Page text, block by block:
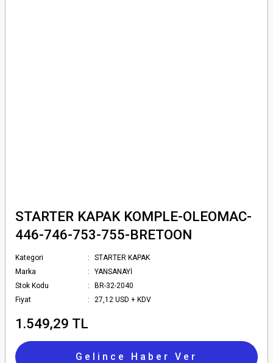
STARTER KAPAK KOMPLE-OLEOMAC-
446-746-753-755-BRETOON
Kategori
STARTER KAPAK
Marka
YANSANAYİ
Stok Kodu
BR-32-2040
Fiyat
27,12 USD + KDV
1.549,29 TL
Gelince Haber Ver